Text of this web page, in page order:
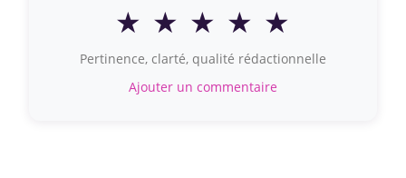
★ ★ ★ ★ ★
Pertinence, clarté, qualité rédactionnelle
Ajouter un commentaire